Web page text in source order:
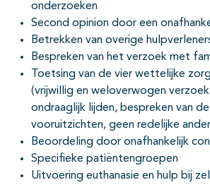
onderzoeken
Second opinion door een
Betrekken van overige
Bespreken van het verzoek met
Toetsing van de vier wettelijke
(vrijwillig en weloverwogen
ondraaglijk lijden, bespreken van
vooruitzichten, geen redelijke
Beoordeling door onafhankelijk
Specifieke patiëntengroepen
Uitvoering euthanasie en hulp bij